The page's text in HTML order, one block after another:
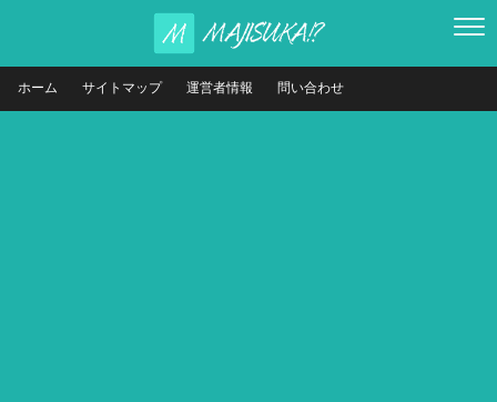
ホーム サイトマップ 運営者情報 問い合わせ